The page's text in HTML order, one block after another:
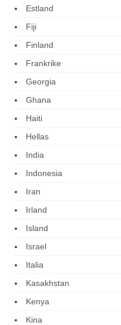
Estland
Fiji
Finland
Frankrike
Georgia
Ghana
Haiti
Hellas
India
Indonesia
Iran
Irland
Island
Israel
Italia
Kasakhstan
Kenya
Kina